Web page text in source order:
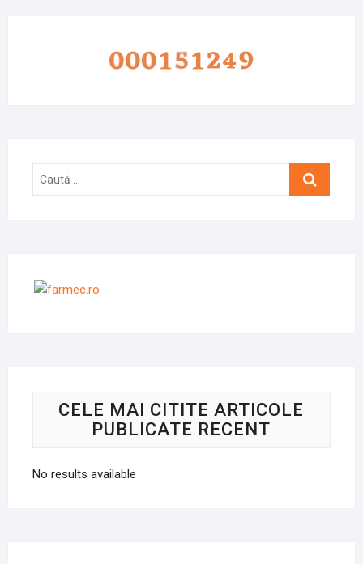
Caută
CELE MAI CITITE ARTICOLE
PUBLICATE RECENT
No results available